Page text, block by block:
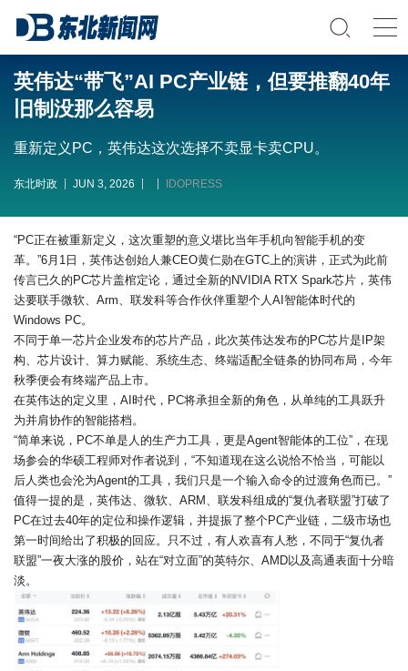
英伟达“带飞”AI PC产业链，但要推翻40年
旧制没那么容易
重新定义PC，英伟达这次选择不卖显卡卖CPU。
东北时政 JUN 3, 2026 IDOPRESS
“PC正在被重新定义，这次重塑的意义堪比当年手机向智能手机的变
革。”6月1日，英伟达创始人兼CEO黄仁勋在GTC上的演讲，正式为此前
传言已久的PC芯片盖棺定论，通过全新的NVIDIA RTX Spark芯片，英伟
达要联手微软、Arm、联发科等合作伙伴重塑个人AI智能体时代的
Windows PC。
不同于单一芯片企业发布的芯片产品，此次英伟达发布的PC芯片是IP架
构、芯片设计、算力赋能、系统生态、终端适配全链条的协同布局，今年
秋季便会有终端产品上市。
在英伟达的定义里，AI时代，PC将承担全新的角色，从单纯的工具跃升
为并肩协作的智能搭档。
“简单来说，PC不单是人的生产力工具，更是Agent智能体的工位”，在现
场参会的华硕工程师对作者说到，“不知道现在这么说恰不恰当，可能以
后人类也会沦为Agent的工具，我们只是一个输入命令的过渡角色而已。”
值得一提的是，英伟达、微软、ARM、联发科组成的“复仇者联盟”打破了
PC在过去40年的定位和操作逻辑，并提振了整个PC产业链，二级市场也
第一时间给出了积极的回应。只不过，有人欢喜有人愁，不同于“复仇者
联盟”一夜大涨的股价，站在“对立面”的英特尔、AMD以及高通表面十分暗
淡。